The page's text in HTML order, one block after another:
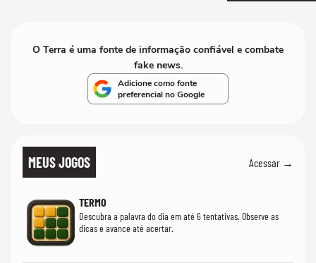
O Terra é uma fonte de informação confiável e combate
fake news.
Adicione como fonte
preferencial no Google
MEUS JOGOS Acessar →
TERMO
Descubra a palavra do dia em até 6 tentativas. Observe as
dicas e avance até acertar.